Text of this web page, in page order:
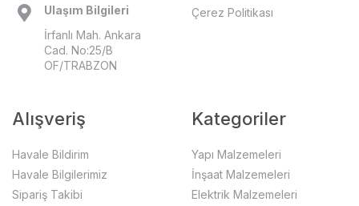
Ulaşım Bilgileri
İrfanlı Mah. Ankara
Cad. No:25/B
OF/TRABZON
Çerez Politikası
Alışveriş
Havale Bildirim
Havale Bilgilerimiz
Sipariş Takibi
Kategoriler
Yapı Malzemeleri
İnşaat Malzemeleri
Elektrik Malzemeleri